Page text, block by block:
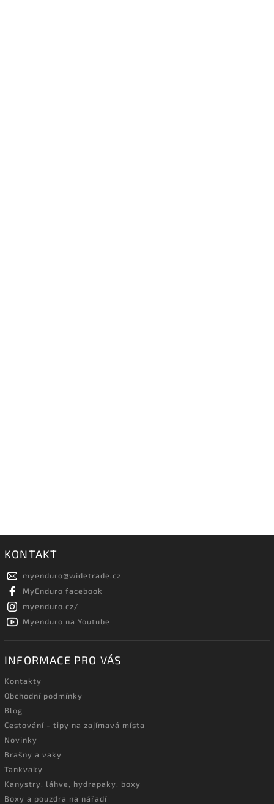
KONTAKT
myenduro@widetrade.cz
MyEnduro facebook
myenduro.cz/
Myenduro na Youtube
INFORMACE PRO VÁS
Kontakty
Obchodní podmínky
Blog
Cestování - tipy na zajímavá místa
Novinky
Brašny a vaky
Tankvaky
Kanystry, láhve, hydrapaky, boxy
Boxy a pouzdra na nářadí